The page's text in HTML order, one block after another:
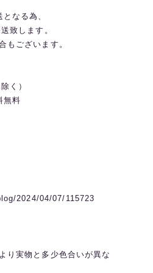
なる為、
致します。
もございます。
く）
無料
2024/04/07/115723
り実物と多少色合いが異な